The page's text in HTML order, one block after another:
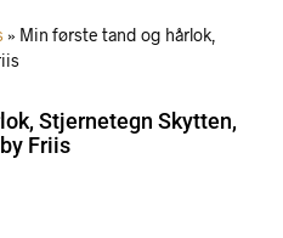
» Min første tand og hårlok,
Stjernetegn Skytten,
Friis